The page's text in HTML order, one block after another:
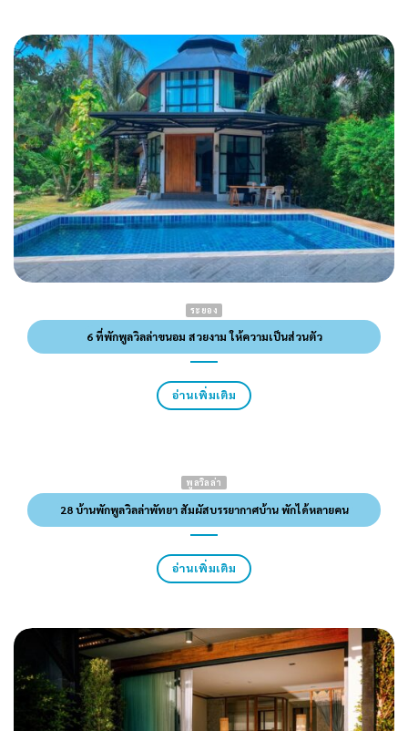
ระยอง
6 ที่พักพูลวิลล่าขนอม สวยงาม ให้ความเป็นส่วนตัว
อ่านเพิ่มเติม
พูลวิลล่า
28 บ้านพักพูลวิลล่าพัทยา สัมผัสบรรยากาศบ้าน พักได้หลายคน
อ่านเพิ่มเติม